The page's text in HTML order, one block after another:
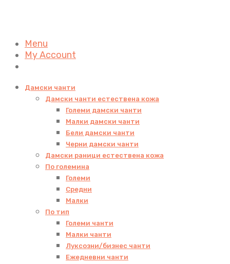
Menu
My Account
Дамски чанти
Дамски чанти естествена кожа
Големи дамски чанти
Малки дамски чанти
Бели дамски чанти
Черни дамски чанти
Дамски раници естествена кожа
По големина
Големи
Средни
Малки
По тип
Големи чанти
Малки чанти
Луксозни/бизнес чанти
Ежедневни чанти